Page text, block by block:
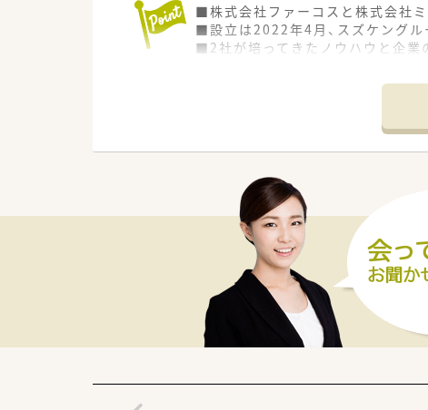
■株式会社ファーコスと株式会社
■設立は2022年4月、スズケングル
■2社が培ってきたノウハウと企業
■正社員には全国・広域・都道府県
■全国・広域・都道府県限定コー
■住居は法人契約なので初期費用
■産育休からの復帰率は95%以上
■年間休日は120日以上で様々な休
■最新機器の導入やメディカルリ
■マネジメント型と専門性追求型
■家族やプライベートを大事にし